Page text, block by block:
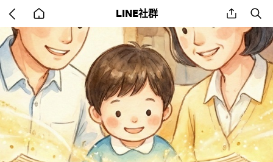
back
to
home
LINE社群 share